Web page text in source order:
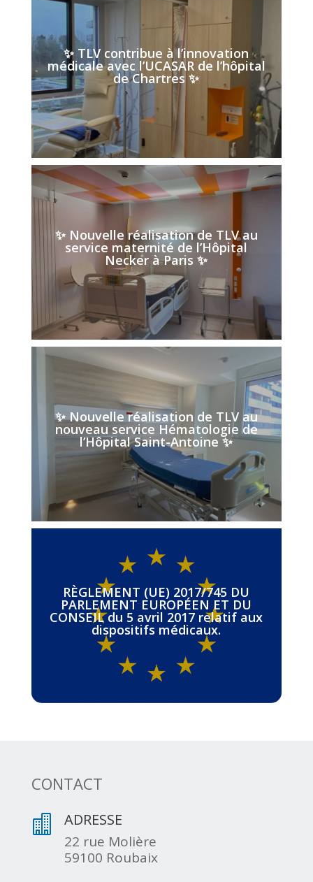
✨ TLV contribue à l’innovation
médicale avec l’UCASAR de l’hôpital
de Chartres ✨
✨ Nouvelle réalisation de TLV au
service maternité de l’Hôpital
Necker à Paris ✨
✨ Nouvelle réalisation de TLV au
nouveau service Hématologie de
l’Hôpital Saint-Antoine ✨
RÈGLEMENT (UE) 2017/745 DU
PARLEMENT EUROPÉEN ET DU
CONSEIL du 5 avril 2017 relatif aux
dispositifs médicaux.
CONTACT
 ADRESSE
22 rue Molière
59100 Roubaix